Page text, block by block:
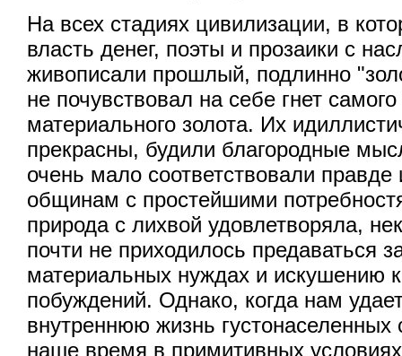
На всех стадиях цивилизации, в
власть денег, поэты и прозаики с
живописали прошлый, подлинно
не почувствовал на себе гнет
материального золота. Их
прекрасны, будили благородные
очень мало соответствовали
общинам с простейшими
природа с лихвой удовлетворяла,
почти не приходилось предаваться
материальных нуждах и искушению
побуждений. Однако, когда нам
внутреннюю жизнь
наше время в примитивных